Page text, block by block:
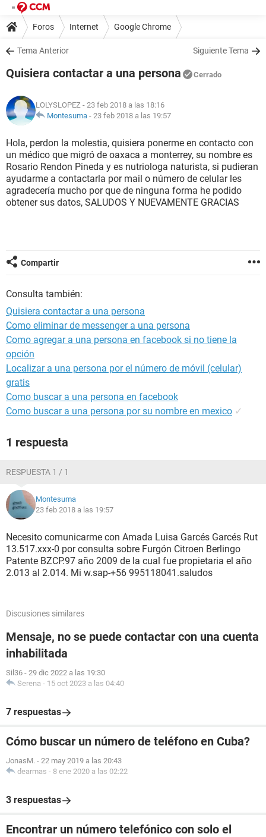
Foros Internet Google Chrome
Tema Anterior Siguiente Tema
Quisiera contactar a una persona Cerrado
LOLYSLOPEZ - 23 feb 2018 a las 18:16
Montesuma - 23 feb 2018 a las 19:57
Hola, perdon la molestia, quisiera ponerme en contacto con
un médico que migró de oaxaca a monterrey, su nombre es
Rosario Rendon Pineda y es nutriologa naturista, si pudieran
ayudarme a contactarla por mail o número de celular les
agradecería mucho por que de ninguna forma he podido
obtener sus datos, SALUDOS Y NUEVAMENTE GRACIAS
Compartir
Consulta también:
Quisiera contactar a una persona
Como eliminar de messenger a una persona
Como agregar a una persona en facebook si no tiene la
opción
Localizar a una persona por el número de móvil (celular)
gratis
Como buscar a una persona en facebook
Como buscar a una persona por su nombre en mexico ✓
1 respuesta
RESPUESTA 1 / 1
Montesuma
23 feb 2018 a las 19:57
Necesito comunicarme con Amada Luisa Garcés Garcés Rut
13.517.xxx-0 por consulta sobre Furgón Citroen Berlingo
Patente BZCP.97 año 2009 de la cual fue propietaria el año
2.013 al 2.014. Mi w.sap-+56 995118041.saludos
Discusiones similares
Mensaje, no se puede contactar con una cuenta
inhabilitada
Sil36 - 29 dic 2022 a las 19:30
Serena - 15 oct 2023 a las 04:40
7 respuestas
Cómo buscar un número de teléfono en Cuba?
JonasM. - 22 may 2019 a las 20:43
dearmas - 8 ene 2020 a las 02:22
3 respuestas
Encontrar un número telefónico con solo el